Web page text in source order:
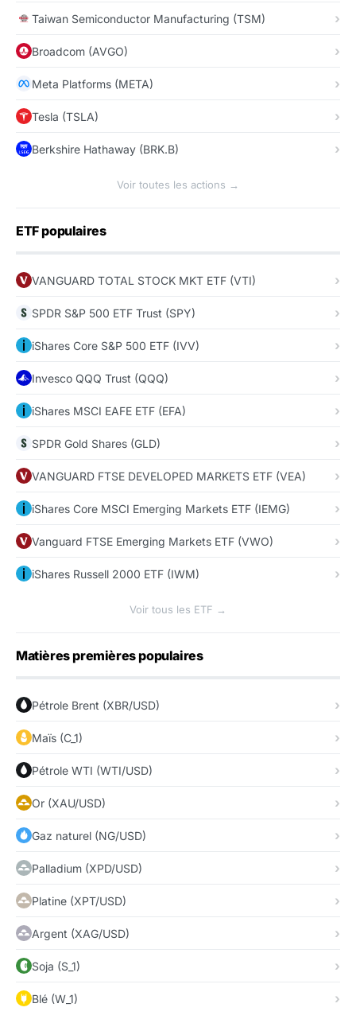
Taiwan Semiconductor Manufacturing (TSM)
Broadcom (AVGO)
Meta Platforms (META)
Tesla (TSLA)
Berkshire Hathaway (BRK.B)
Voir toutes les actions →
ETF populaires
VANGUARD TOTAL STOCK MKT ETF (VTI)
SPDR S&P 500 ETF Trust (SPY)
iShares Core S&P 500 ETF (IVV)
Invesco QQQ Trust (QQQ)
iShares MSCI EAFE ETF (EFA)
SPDR Gold Shares (GLD)
VANGUARD FTSE DEVELOPED MARKETS ETF (VEA)
iShares Core MSCI Emerging Markets ETF (IEMG)
Vanguard FTSE Emerging Markets ETF (VWO)
iShares Russell 2000 ETF (IWM)
Voir tous les ETF →
Matières premières populaires
Pétrole Brent (XBR/USD)
Maïs (C_1)
Pétrole WTI (WTI/USD)
Or (XAU/USD)
Gaz naturel (NG/USD)
Palladium (XPD/USD)
Platine (XPT/USD)
Argent (XAG/USD)
Soja (S_1)
Blé (W_1)